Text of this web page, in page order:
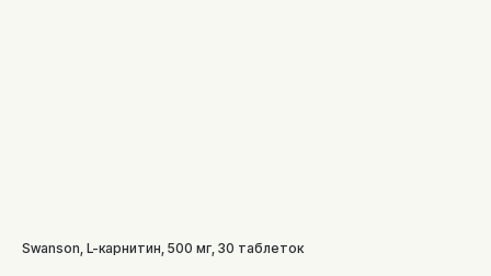
Swanson, L-карнитин, 500 мг, 30 таблеток